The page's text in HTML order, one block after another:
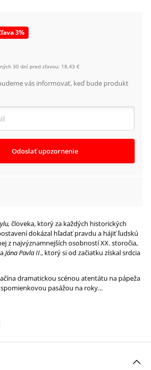
3%
30 dní pred zľavou: 18,43 €
vás informovať, keď bude produkt
Odoslať upozornenie
človeka, ktorý za každých historických
dokázal hľadať pravdu a hájiť ľudskú
z najvýznamnejších osobností XX. storočia,
Jána Pavla II., ktorý si od začiatku získal srdcia
dramatickou scénou atentátu na pápeža
pasážou na roky...